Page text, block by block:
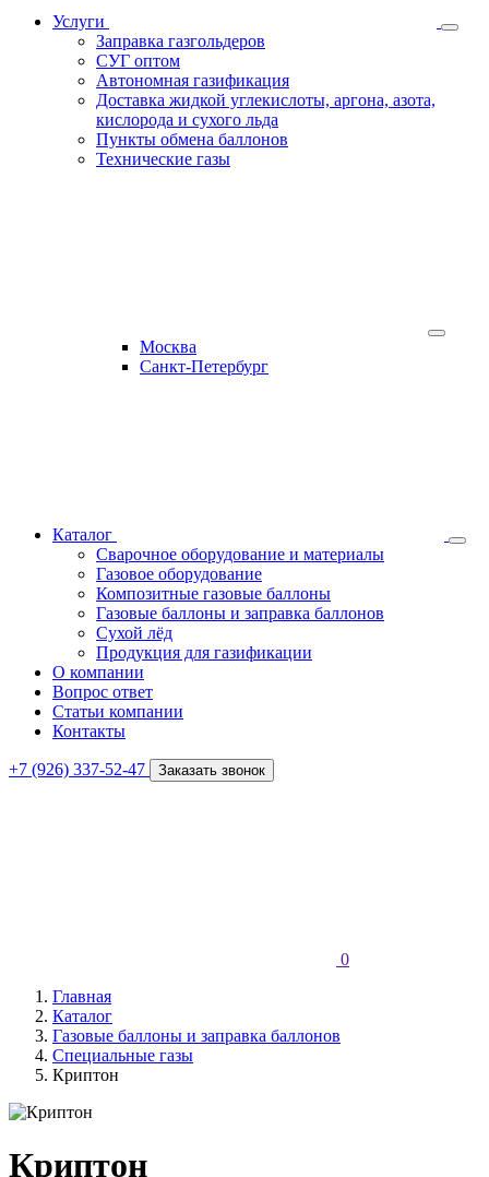
Услуги
Заправка газгольдеров
СУГ оптом
Автономная газификация
Доставка жидкой углекислоты, аргона, азота,
кислорода и сухого льда
Пункты обмена баллонов
Технические газы
Москва
Санкт-Петербург
Каталог
Сварочное оборудование и материалы
Газовое оборудование
Композитные газовые баллоны
Газовые баллоны и заправка баллонов
Сухой лёд
Продукция для газификации
О компании
Вопрос ответ
Статьи компании
Контакты
+7 (926) 337-52-47 Заказать звонок
0
Главная
Каталог
Газовые баллоны и заправка баллонов
Специальные газы
Криптон
Криптон